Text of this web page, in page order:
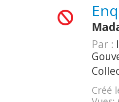
Par :
Créé